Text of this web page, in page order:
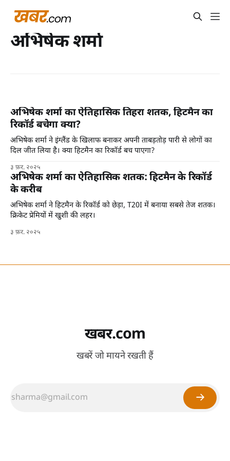
अभिषेक शर्मा
अभिषेक शर्मा का ऐतिहासिक तिहरा शतक, हिटमैन का
रिकॉर्ड बचेगा क्या?
अभिषेक शर्मा ने इंग्लैंड के खिलाफ बनाकर अपनी ताबड़तोड़ पारी से लोगों का
दिल जीत लिया है। क्या हिटमैन का रिकॉर्ड बच पाएगा?
३ फ़र. २०२५
अभिषेक शर्मा का ऐतिहासिक शतक: हिटमैन के रिकॉर्ड
के करीब
अभिषेक शर्मा ने हिटमैन के रिकॉर्ड को छेड़ा, T20I में बनाया सबसे तेज शतक।
क्रिकेट प्रेमियों में खुशी की लहर।
३ फ़र. २०२५
खबर.com
खबरें जो मायने रखती हैं